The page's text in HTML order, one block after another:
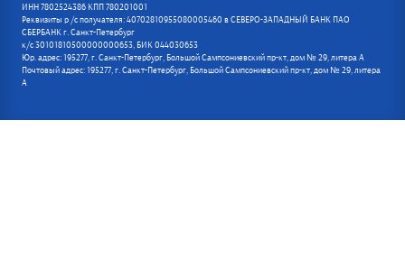
ИНН 7802524386 КПП 780201001
Реквизиты р /с получателя: 40702810955080005460 в СЕВЕРО-ЗАПАДНЫЙ БАНК ПАО
СБЕРБАНК г. Санкт-Петербург
к/с 30101810500000000653, БИК 044030653
Юр. адрес: 195277, г. Санкт-Петербург, Большой Сампсониевский пр-кт, дом № 29, литера А
Почтовый адрес: 195277, г. Санкт-Петербург, Большой Сампсониевский пр-кт, дом № 29, литера
А